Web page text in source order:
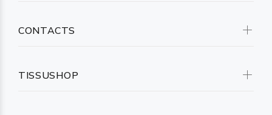
CONTACTS
TISSUSHOP